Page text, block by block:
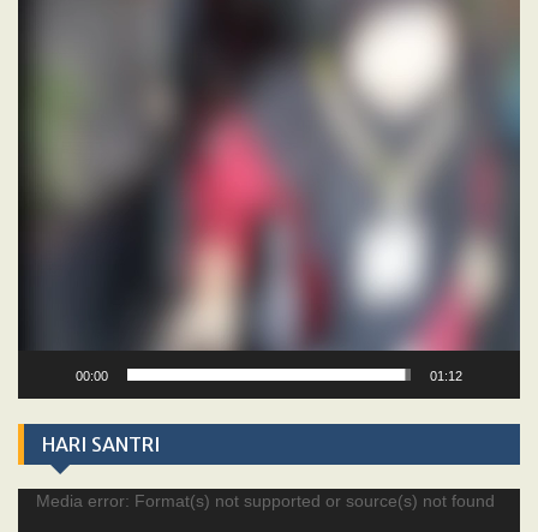
00:00 01:12
HARI SANTRI
Video
Media error: Format(s) not supported or source(s) not found